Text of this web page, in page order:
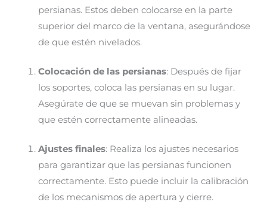
persianas. Estos deben colocarse en la parte
superior del marco de la ventana, asegurándose
de que estén nivelados.
Colocación de las persianas: Después de fijar
los soportes, coloca las persianas en su lugar.
Asegúrate de que se muevan sin problemas y
que estén correctamente alineadas.
Ajustes finales: Realiza los ajustes necesarios
para garantizar que las persianas funcionen
correctamente. Esto puede incluir la calibración
de los mecanismos de apertura y cierre.